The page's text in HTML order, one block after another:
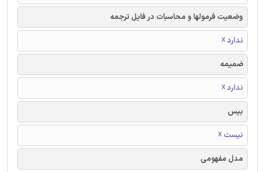
وضعیت فرمولها و محاسبات در فایل ترجمه
ندارد ☓
ضمیمه
ندارد ☓
بیس
نیست ☓
مدل مفهومی